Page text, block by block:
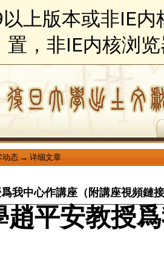
上版本或非IE
置，非IE内核浏
动态 →详细文章
我中心作講座（附講座視頻鏈
趙平安教授